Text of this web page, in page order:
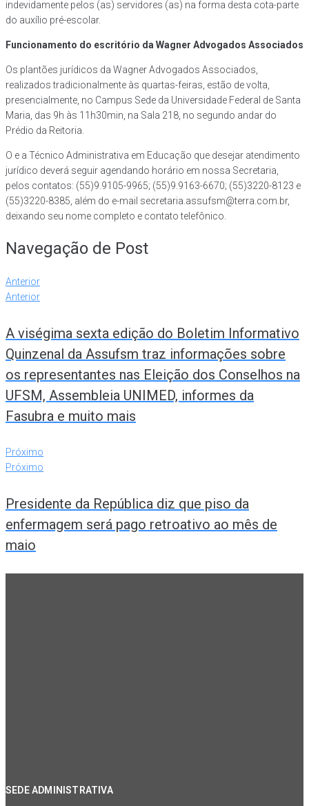
indevidamente pelos (as) servidores (as) na forma desta cota-parte
do auxílio pré-escolar.
Funcionamento do escritório da Wagner Advogados Associados
Os plantões jurídicos da Wagner Advogados Associados,
realizados tradicionalmente às quartas-feiras, estão de volta,
presencialmente, no Campus Sede da Universidade Federal de Santa
Maria, das 9h às 11h30min, na Sala 218, no segundo andar do
Prédio da Reitoria.
O e a Técnico Administrativa em Educação que desejar atendimento
jurídico deverá seguir agendando horário em nossa Secretaria,
pelos contatos: (55)9.9105-9965; (55)9.9163-6670; (55)3220-8123 e
(55)3220-8385, além do e-mail secretaria.assufsm@terra.com.br,
deixando seu nome completo e contato telefônico.
Navegação de Post
Anterior
Anterior
A viségima sexta edição do Boletim Informativo
Quinzenal da Assufsm traz informações sobre
os representantes nas Eleição dos Conselhos na
UFSM, Assembleia UNIMED, informes da
Fasubra e muito mais
Próximo
Próximo
Presidente da República diz que piso da
enfermagem será pago retroativo ao mês de
maio
SEDE ADMINISTRATIVA